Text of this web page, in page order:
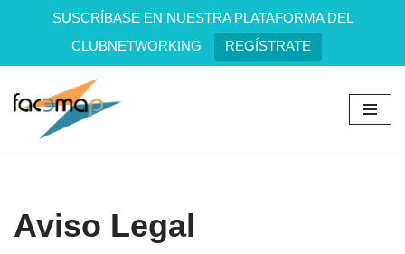
SUSCRÍBASE EN NUESTRA PLATAFORMA DEL
CLUBNETWORKING
REGÍSTRATE
Saltar
Aviso Legal